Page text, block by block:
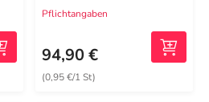
Pflichtangaben
94,90 €
(0,95 €/1 St)